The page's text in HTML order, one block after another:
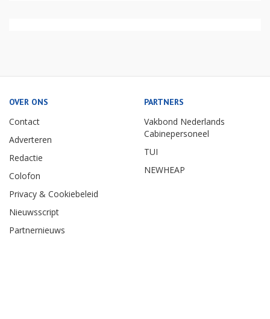
OVER ONS
Contact
Adverteren
Redactie
Colofon
Privacy & Cookiebeleid
Nieuwsscript
Partnernieuws
PARTNERS
Vakbond Nederlands
Cabinepersoneel
TUI
NEWHEAP